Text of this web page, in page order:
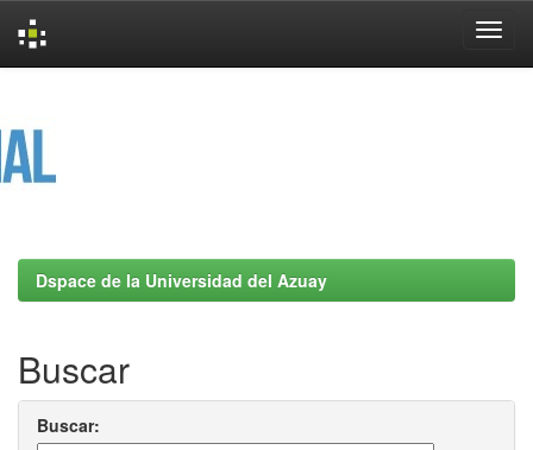
Dspace de la Universidad del Azuay
Buscar
Buscar: